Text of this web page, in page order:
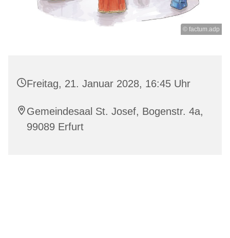
© factum.adp
Freitag, 21. Januar 2028, 16:45 Uhr
Gemeindesaal St. Josef, Bogenstr. 4a,
99089 Erfurt